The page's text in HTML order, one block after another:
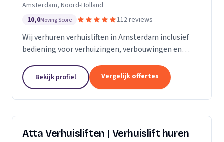
Amsterdam, Noord-Holland
10,0Moving Score 112 reviews
Wij verhuren verhuisliften in Amsterdam inclusief
bediening voor verhuizingen, verbouwingen en
service.Bekijk profiel Vergelijk offertes
Atta Verhuisliften | Verhuislift huren